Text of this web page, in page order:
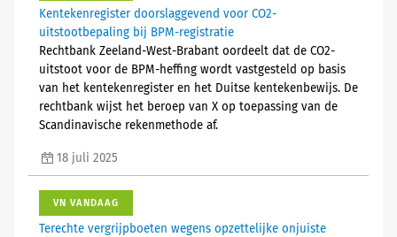
Kentekenregister doorslaggevend voor CO2-
uitstootbepaling bij BPM-registratie
Rechtbank Zeeland-West-Brabant oordeelt dat de CO2-
uitstoot voor de BPM-heffing wordt vastgesteld op basis
van het kentekenregister en het Duitse kentekenbewijs. De
rechtbank wijst het beroep van X op toepassing van de
Scandinavische rekenmethode af.
18 juli 2025
VN VANDAAG
Terechte vergrijpboeten wegens opzettelijke onjuiste